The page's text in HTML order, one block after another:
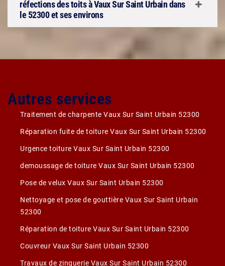
réfections des toits à Vaux Sur Saint Urbain dans
le 52300 et ses environs
Autres services
Traitement de charpente Vaux Sur Saint Urbain 52300
Réparation fuite de toiture Vaux Sur Saint Urbain 52300
Urgence toiture Vaux Sur Saint Urbain 52300
demoussage de toiture Vaux Sur Saint Urbain 52300
Pose de velux Vaux Sur Saint Urbain 52300
Nettoyage et pose de gouttière Vaux Sur Saint Urbain
52300
Réparation de toiture Vaux Sur Saint Urbain 52300
Couvreur Vaux Sur Saint Urbain 52300
Travaux de zinguerie Vaux Sur Saint Urbain 52300